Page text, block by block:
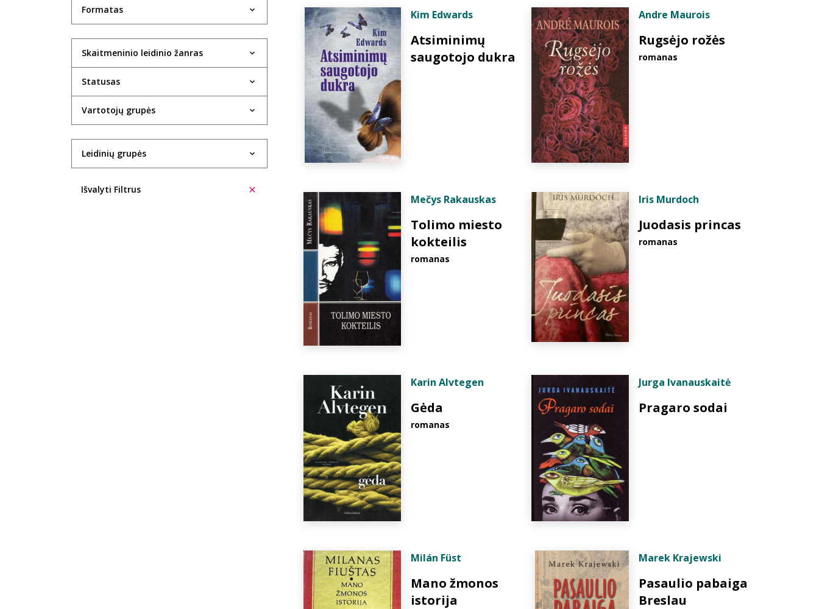
Formatas
Skaitmeninio leidinio žanras
Statusas
Vartotojų grupės
Leidinių grupės
Išvalyti Filtrus
Kim Edwards
Atsiminimų
saugotojo dukra
Andre Maurois
Rugsėjo rožės
romanas
Mečys Rakauskas
Tolimo miesto
kokteilis
romanas
Iris Murdoch
Juodasis princas
romanas
Karin Alvtegen
Gėda
romanas
Jurga Ivanauskaitė
Pragaro sodai
Milán Füst
Mano žmonos
istorija
Marek Krajewski
Pasaulio pabaiga
Breslau